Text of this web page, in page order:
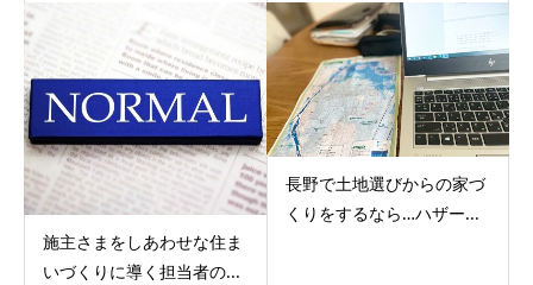
施主さまをしあわせな住ま
いづくりに導く担当者の...
長野で土地選びからの家づ
くりをするなら…ハザー...